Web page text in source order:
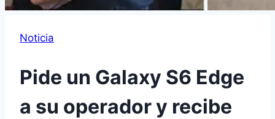
Noticia
Pide un Galaxy S6 Edge
a su operador y recibe